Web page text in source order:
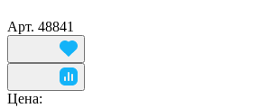
Арт. 48841
Цена: